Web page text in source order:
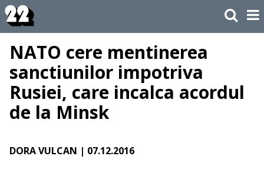
NATO cere mentinerea
sanctiunilor impotriva
Rusiei, care incalca acordul
de la Minsk
DORA VULCAN | 07.12.2016